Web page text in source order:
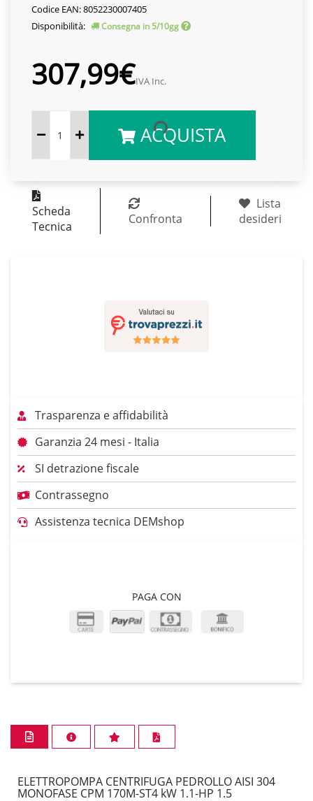
Codice EAN: 8052230007405
Disponibilità:
Consegna in 5/10gg
307,99€IVA Inc.
ACQUISTA
Scheda
Tecnica
Confronta
Lista
desideri
Trasparenza e affidabilità
Garanzia 24 mesi - Italia
SI detrazione fiscale
Contrassegno
Assistenza tecnica DEMshop
PAGA CON
ELETTROPOMPA CENTRIFUGA PEDROLLO AISI 304
MONOFASE CPM 170M-ST4 kW 1.1-HP 1.5